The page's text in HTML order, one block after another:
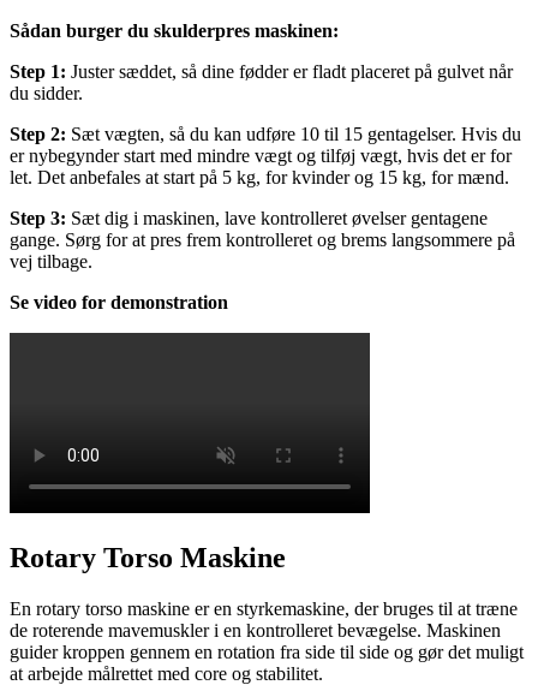
Sådan burger du skulderpres maskinen:
Step 1: Juster sæddet, så dine fødder er fladt placeret på gulvet når
du sidder.
Step 2: Sæt vægten, så du kan udføre 10 til 15 gentagelser. Hvis du
er nybegynder start med mindre vægt og tilføj vægt, hvis det er for
let. Det anbefales at start på 5 kg, for kvinder og 15 kg, for mænd.
Step 3: Sæt dig i maskinen, lave kontrolleret øvelser gentagene
gange. Sørg for at pres frem kontrolleret og brems langsommere på
vej tilbage.
Se video for demonstration
Rotary Torso Maskine
En rotary torso maskine er en styrkemaskine, der bruges til at træne
de roterende mavemuskler i en kontrolleret bevægelse. Maskinen
guider kroppen gennem en rotation fra side til side og gør det muligt
at arbejde målrettet med core og stabilitet.